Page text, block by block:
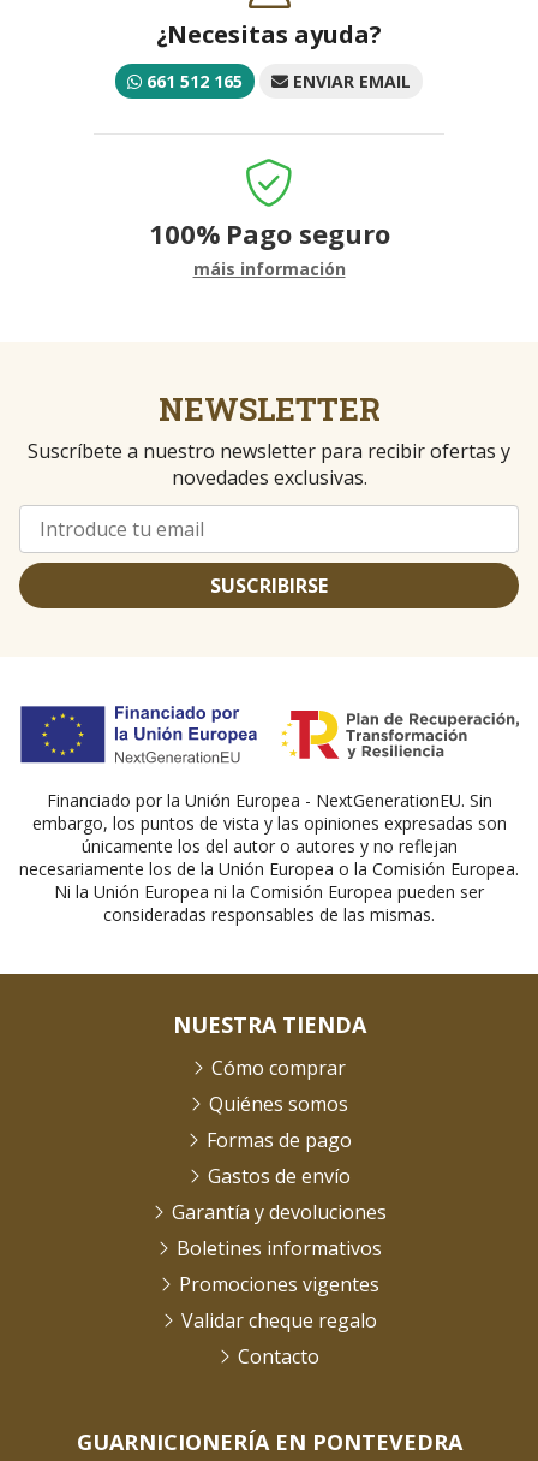
¿Necesitas ayuda?
661 512 165 ENVIAR EMAIL
100% Pago seguro
máis información
NEWSLETTER
Suscríbete a nuestro newsletter para recibir ofertas y
novedades exclusivas.
SUSCRIBIRSE
Financiado por la Unión Europea - NextGenerationEU. Sin
embargo, los puntos de vista y las opiniones expresadas son
únicamente los del autor o autores y no reflejan
necesariamente los de la Unión Europea o la Comisión Europea.
Ni la Unión Europea ni la Comisión Europea pueden ser
consideradas responsables de las mismas.
GUARNICIONERÍA EN PONTEVEDRA
NUESTRA TIENDA
Cómo comprar
Quiénes somos
Formas de pago
Gastos de envío
Garantía y devoluciones
Boletines informativos
Promociones vigentes
Validar cheque regalo
Contacto